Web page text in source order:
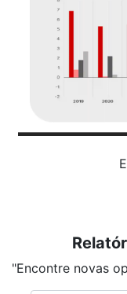
"Encontre novas